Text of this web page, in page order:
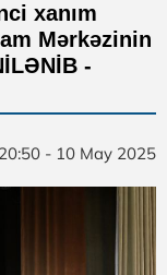
xanım
Mərkəzinin
-
20:50 - 10 May 2025